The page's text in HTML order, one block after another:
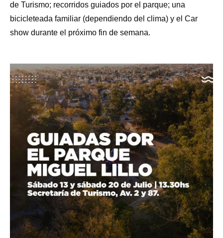
de Turismo; recorridos guiados por el parque; una
bicicleteada familiar (dependiendo del clima) y el Car
show durante el próximo fin de semana.